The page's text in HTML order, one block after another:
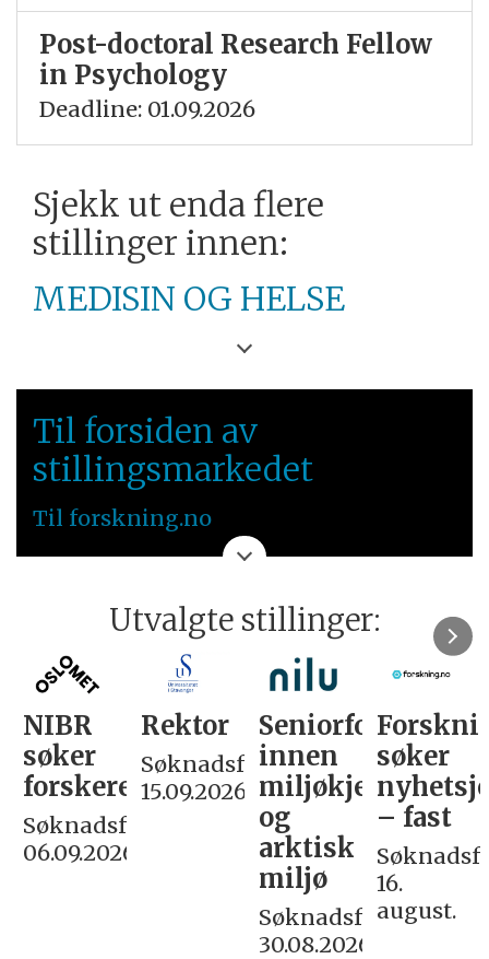
Post-doctoral Research Fellow
in Psychology
Deadline: 01.09.2026
Sjekk ut enda flere
stillinger innen:
MEDISIN OG HELSE
BERGEN
VESTLANDET
Til forsiden av
stillingsmarkedet
Til forskning.no
Utvalgte stillinger:
NIBR
søker
forskere
Søknadsfrist:
06.09.2026
Rektor
Søknadsfrist:
15.09.2026
Seniorforsker
innen
miljøkjemi
og
arktisk
miljø
Søknadsfrist:
30.08.2026
søker
– fast
16.
august.